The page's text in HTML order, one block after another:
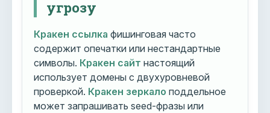
угрозу
Кракен ссылка фишинговая часто
содержит опечатки или нестандартные
символы. Кракен сайт настоящий
использует домены с двухуровневой
проверкой. Кракен зеркало поддельное
может запрашивать seed-фразы или